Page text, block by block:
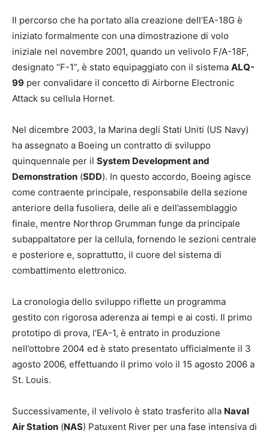
Il percorso che ha portato alla creazione dell’EA-18G è
iniziato formalmente con una dimostrazione di volo
iniziale nel novembre 2001, quando un velivolo F/A-18F,
designato “F-1”, è stato equipaggiato con il sistema ALQ-
99 per convalidare il concetto di Airborne Electronic
Attack su cellula Hornet.
Nel dicembre 2003, la Marina degli Stati Uniti (US Navy)
ha assegnato a Boeing un contratto di sviluppo
quinquennale per il System Development and
Demonstration (SDD). In questo accordo, Boeing agisce
come contraente principale, responsabile della sezione
anteriore della fusoliera, delle ali e dell’assemblaggio
finale, mentre Northrop Grumman funge da principale
subappaltatore per la cellula, fornendo le sezioni centrale
e posteriore e, soprattutto, il cuore del sistema di
combattimento elettronico.
La cronologia dello sviluppo riflette un programma
gestito con rigorosa aderenza ai tempi e ai costi. Il primo
prototipo di prova, l’EA-1, è entrato in produzione
nell’ottobre 2004 ed è stato presentato ufficialmente il 3
agosto 2006, effettuando il primo volo il 15 agosto 2006 a
St. Louis.
Successivamente, il velivolo è stato trasferito alla Naval
Air Station (NAS) Patuxent River per una fase intensiva di